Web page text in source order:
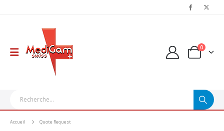
0
Accueil Quote Request